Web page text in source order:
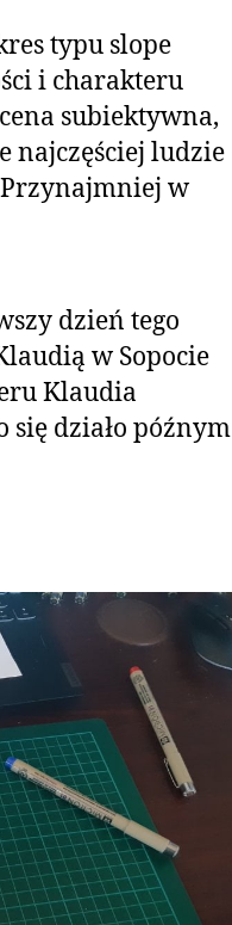
typu slope
i charakteru
subiektywna,
najczęściej ludzie
w
dzień tego
w Sopocie
Klaudia
się działo późnym